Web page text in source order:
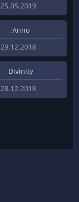
25.05.2019
Anno
29.12.2018
Divinity
28.12.2018